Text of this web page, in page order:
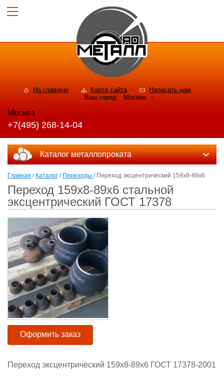
На главную Карта сайта
Написать нам
Ваш город:
Москва
Москва
+7(495) 268-14-04
Каталог металлопроката
Главная / Каталог / Переходы / Переход эксцентрический 159х8-89х6
Переход 159х8-89х6 стальной
эксцентрический ГОСТ 17378
Оформить заказ
Переход эксцентрический 159х8-89х6 ГОСТ 17378-2001